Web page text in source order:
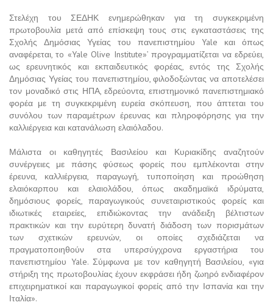
Στελέχη του ΣΕΔΗΚ ενημερώθηκαν για τη συγκεκριμένη
πρωτοβουλία μετά από επίσκεψη τους στις εγκαταστάσεις της
Σχολής Δημόσιας Υγείας του πανεπιστημίου Yale και όπως
αναφέρεται, τo «Yale Olive Institute»’ προγραμματίζεται να εδρεύει,
ως ερευνητικός και εκπαιδευτικός φορέας, εντός της Σχολής
Δημόσιας Υγείας του πανεπιστημίου, φιλοδοξώντας να αποτελέσει
τον μοναδικό στις ΗΠΑ, εδρεύοντα, επιστημονικό πανεπιστημιακό
φορέα με τη συγκεκριμένη ευρεία σκόπευση, που άπτεται του
συνόλου των παραμέτρων έρευνας και πληροφόρησης για την
καλλιέργεια και κατανάλωση ελαιόλαδου.
Μάλιστα οι καθηγητές Βασιλείου και Κυριακίδης αναζητούν
συνέργειες με πάσης φύσεως φορείς που εμπλέκονται στην
έρευνα, καλλιέργεια, παραγωγή, τυποποίηση και προώθηση
ελαιόκαρπου και ελαιολάδου, όπως ακαδημαϊκά ιδρύματα,
δημόσιους φορείς, παραγωγικούς συνεταιριστικούς φορείς και
ιδιωτικές εταιρείες, επιδιώκοντας την ανάδειξη βέλτιστων
πρακτικών και την ευρύτερη δυνατή διάδοση των πορισμάτων
των σχετικών ερευνών, οι οποίες σχεδιάζεται να
πραγματοποιηθούν στα υπερσύγχρονα εργαστήρια του
πανεπιστημίου Yale. Σύμφωνα με τον καθηγητή Βασιλείου, «για
στήριξη της πρωτοβουλίας έχουν εκφράσει ήδη ζωηρό ενδιαφέρον
επιχειρηματικοί και παραγωγικοί φορείς από την Ισπανία και την
Ιταλία».